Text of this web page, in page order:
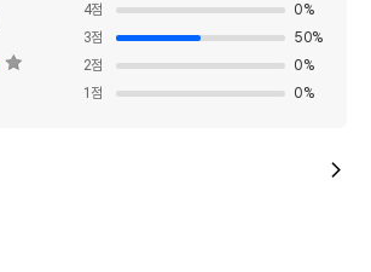
4점 0%
3점 50%
2점 0%
1 점 0%